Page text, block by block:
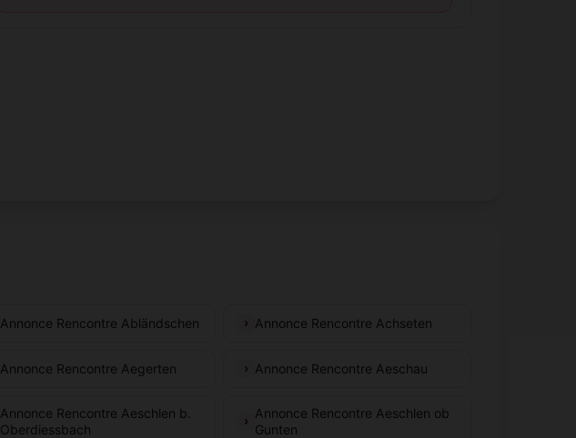
Annonce Rencontre Abländschen Annonce Rencontre Achseten
Annonce Rencontre Aegerten Annonce Rencontre Aeschau
Annonce Rencontre Aeschlen b.
Oberdiessbach
Annonce Rencontre Aeschlen ob
Gunten